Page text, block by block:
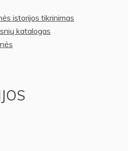
istorijos tikrinimas
katalogas